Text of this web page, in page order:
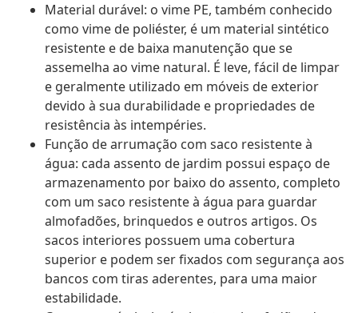
Material durável: o vime PE, também conhecido
como vime de poliéster, é um material sintético
resistente e de baixa manutenção que se
assemelha ao vime natural. É leve, fácil de limpar
e geralmente utilizado em móveis de exterior
devido à sua durabilidade e propriedades de
resistência às intempéries.
Função de arrumação com saco resistente à
água: cada assento de jardim possui espaço de
armazenamento por baixo do assento, completo
com um saco resistente à água para guardar
almofadões, brinquedos e outros artigos. Os
sacos interiores possuem uma cobertura
superior e podem ser fixados com segurança aos
bancos com tiras aderentes, para uma maior
estabilidade.